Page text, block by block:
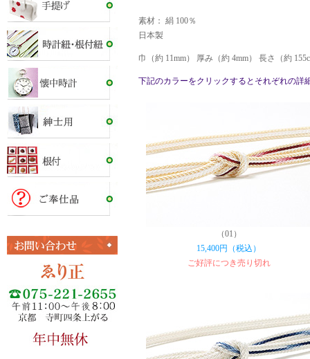
素材： 絹 100％
日本製
巾（約 11mm） 厚み（約 4mm） 長さ（約
下記のカラーをクリックするとそれぞれの詳
（01）
15,400円（税込）
ご好評につき売り切れ